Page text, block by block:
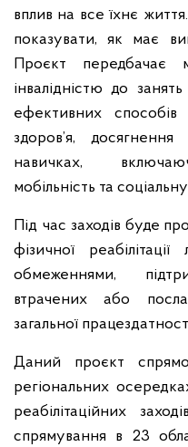
вплив на все їхнє
показувати, як має
Проєкт передбачає
інвалідністю до
ефективних способів
здоров’я,
навичках,
мобільність та
Під час заходів буде
фізичної
обмеженнями,
втрачених або
загальної
Даний проєкт
регіональних
реабілітаційних
спрямування в 23